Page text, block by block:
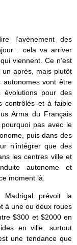
l’avènement des
: cela va arriver
viennent. Ce n’est
après, mais plutôt
autonomes vont être
évolutions pour des
contrôlés et à faible
Arma du Français
pas avec le
puis dans des
n’intégrer que des
les centres ville et
autonome et
moment là.
Madrigal prévoit la
à une ou deux roues
$300 et $2000 en
en ville, surtout
une tendance que